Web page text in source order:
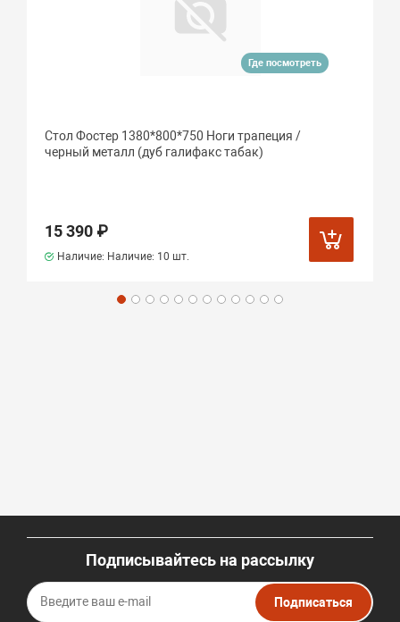
Где посмотреть
Стол Фостер 1380*800*750 Ноги трапеция /
черный металл (дуб галифакс табак)
15 390 ₽
Наличие: Наличие: 10 шт.
Подписывайтесь на рассылку
Подписаться